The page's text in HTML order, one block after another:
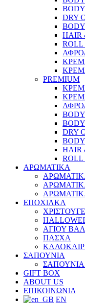
DRY
HAIR
ROLL
PREMIUM
DRY
HAIR
ROLL
ΑΡΩΜΑΤΙΚΑ
ΕΠΟΧΙΑΚΑ
ΑΓΙΟΥ
ΠΑΣΧΑ
ΣΑΠΟΥΝΙΑ
ΣΑΠΟΥΝΙΑ
GIFT BOX
ABOUT US
ΕΠΙΚΟΙΝΩΝΙΑ
EN